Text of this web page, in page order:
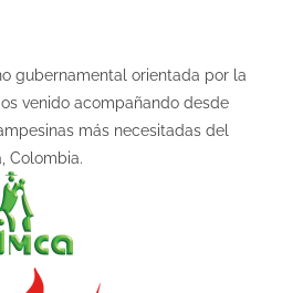
gubernamental orientada por la
venido acompañando desde
más necesitadas del
Colombia.